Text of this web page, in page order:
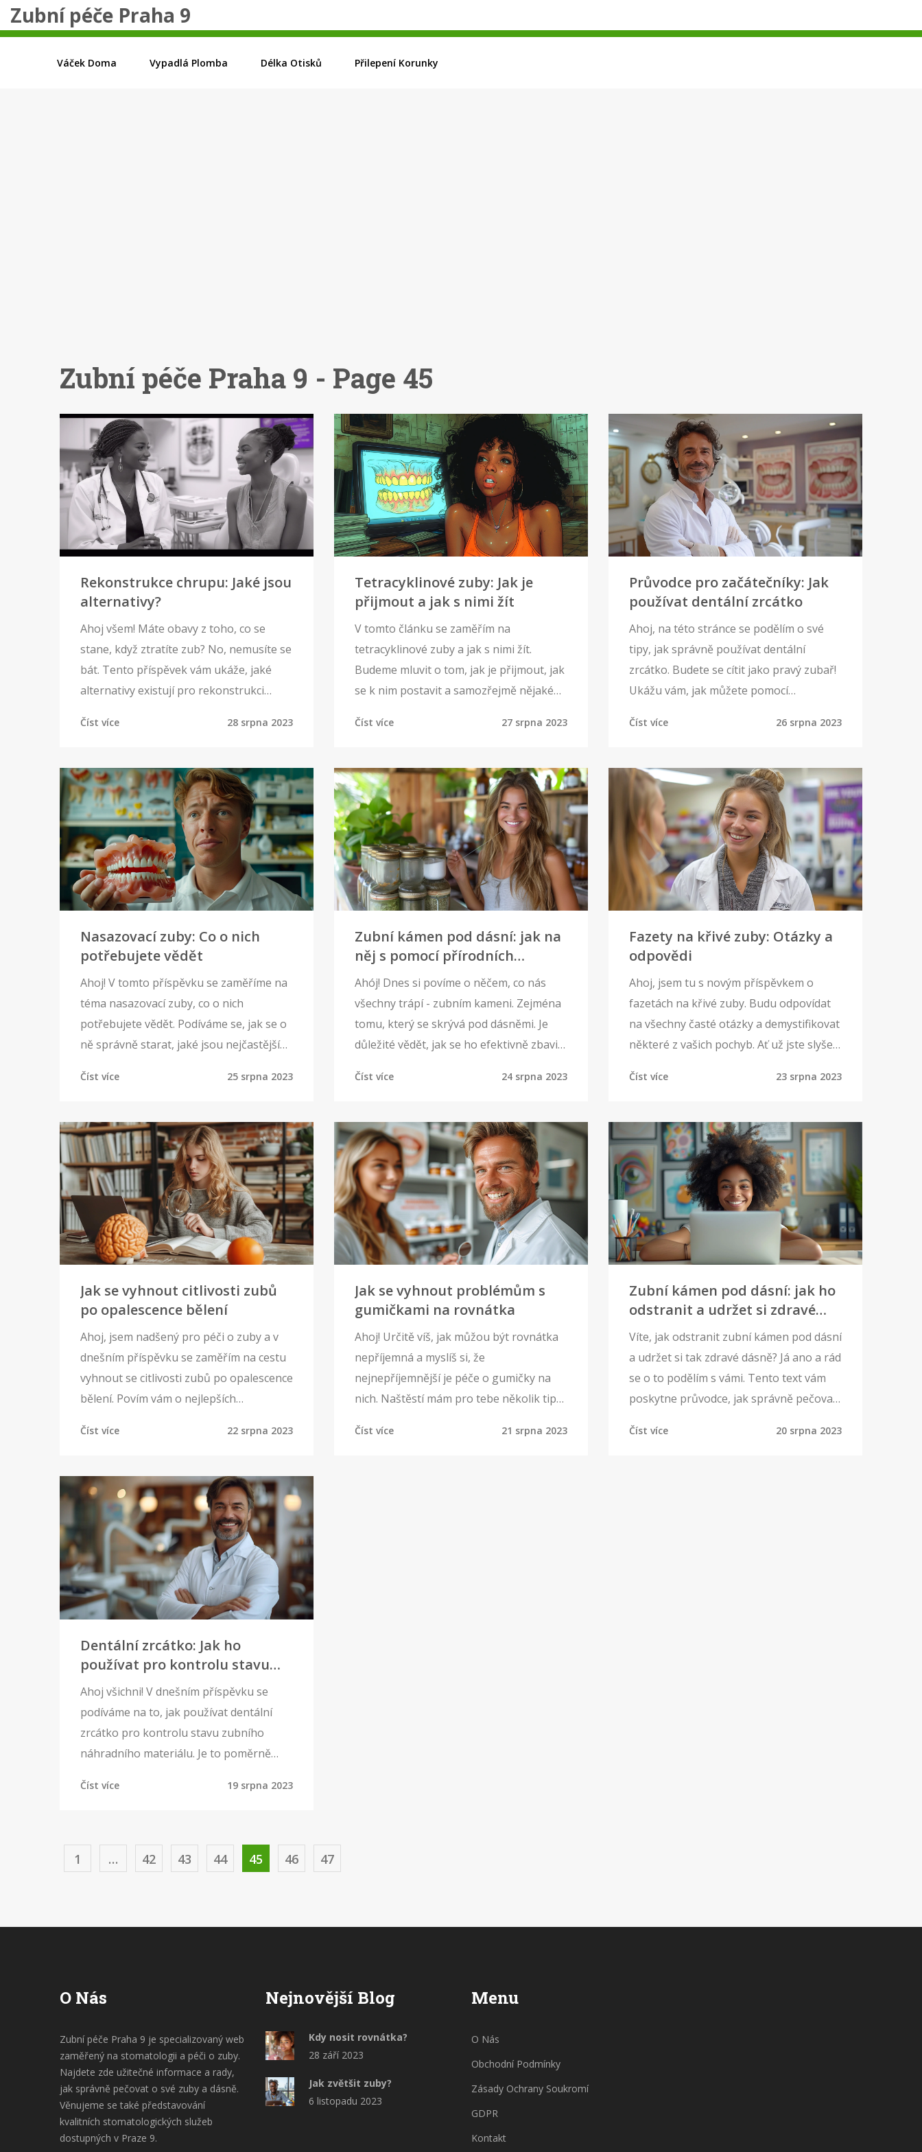
Zubní péče Praha 9
Váček Doma Vypadlá Plomba Délka Otisků Přilepení Korunky
Zubní péče Praha 9 - Page 45
Rekonstrukce chrupu: Jaké jsou
alternativy?
Ahoj všem! Máte obavy z toho, co se
stane, když ztratíte zub? No, nemusíte se
bát. Tento příspěvek vám ukáže, jaké
alternativy existují pro rekonstrukci
protetické náhrady. Pojďme se na to
tom, jak můžeme udržet náš úsměv svěží
a zdárný. Takže, pokud jste zvědaví, co se
kryje za těmito termíny, přidejte se k
nám!
Číst více 28 srpna 2023
Tetracyklinové zuby: Jak je
přijmout a jak s nimi žít
V tomto článku se zaměřím na
tetracyklinové zuby a jak s nimi žít.
Budeme mluvit o tom, jak je přijmout, jak
se k nim postavit a samozřejmě nějaké
zubním problémem. Naučíme se něco o
také o tom, jak může dentální kosmetika
pomoci zlepšit jejich vzhled. Takže,
pokud se potýkáte s tetracyklinovými
zuby, nebo máte zájem o tuto
problematiku, pak je tento článek právě
pro vás!
Číst více 27 srpna 2023
Průvodce pro začátečníky: Jak
používat dentální zrcátko
Ahoj, na této stránce se podělím o své
tipy, jak správně používat dentální
zrcátko. Budete se cítit jako pravý zubař!
Ukážu vám, jak můžete pomocí
zuby a celkově zlepšovat údržbu své
nebojte. S touto průvodcí to zvládne
opravdu každý!
Číst více 26 srpna 2023
Nasazovací zuby: Co o nich
potřebujete vědět
Ahoj! V tomto příspěvku se zaměříme na
téma nasazovací zuby, co o nich
potřebujete vědět. Podíváme se, jak se o
ně správně starat, jaké jsou nejčastější
zdraví vašich zubů a péče o ně právě jste
doufám, že z tohoto čtení získáte hodně
užitečných informací!
Číst více 25 srpna 2023
Zubní kámen pod dásní: jak na
něj s pomocí přírodních
prostředků
Ahój! Dnes si povíme o něčem, co nás
všechny trápí - zubním kameni. Zejména
tomu, který se skrývá pod dásněmi. Je
důležité vědět, jak se ho efektivně zbavit
naši ústní hygienu na vrcholu a podpořit
zdraví našich úst.
Číst více 24 srpna 2023
Fazety na křivé zuby: Otázky a
odpovědi
Ahoj, jsem tu s novým příspěvkem o
fazetách na křivé zuby. Budu odpovídat
na všechny časté otázky a demystifikovat
některé z vašich pochyb. Ať už jste slyšeli
jistý, že najdete v tomto článku něco
přečtení tohoto článku už nebudete mít
pochyby o této úžasné zubní proceduře.
Číst více 23 srpna 2023
Jak se vyhnout citlivosti zubů
po opalescence bělení
Ahoj, jsem nadšený pro péči o zuby a v
dnešním příspěvku se zaměřím na cestu
vyhnout se citlivosti zubů po opalescence
bělení. Povím vám o nejlepších
pečovat o váš úsměv. Promluvíme si o
vaše zuby a jak je možné minimalizovat
potenciální nepříjemnosti. Jsem
připraven sdílet své zkušenosti a
efektivní tipy s vámi.
Číst více 22 srpna 2023
Jak se vyhnout problémům s
gumičkami na rovnátka
Ahoj! Určitě víš, jak můžou být rovnátka
nepříjemná a myslíš si, že
nejnepříjemnější je péče o gumičky na
nich. Naštěstí mám pro tebe několik tipů,
posledním článku se zaměřuji na to, jak
Číst více 21 srpna 2023
Zubní kámen pod dásní: jak ho
odstranit a udržet si zdravé
dásně
Víte, jak odstranit zubní kámen pod dásní
a udržet si tak zdravé dásně? Já ano a rád
se o to podělím s vámi. Tento text vám
poskytne průvodce, jak správně pečovat
tvorbě zubního kamene a jak se ho
Číst více 20 srpna 2023
Dentální zrcátko: Jak ho
používat pro kontrolu stavu
zubního náhradního materiálu
Ahoj všichni! V dnešním příspěvku se
podíváme na to, jak používat dentální
zrcátko pro kontrolu stavu zubního
náhradního materiálu. Je to poměrně
pohodlí domova. Spolu objevíme, jak nám
možném stavu. Tak pojďme na to!
Číst více 19 srpna 2023
1 … 42 43 44 45 46 47
O Nás
Zubní péče Praha 9 je specializovaný web
zaměřený na stomatologii a péči o zuby.
Najdete zde užitečné informace a rady,
jak správně pečovat o své zuby a dásně.
Věnujeme se také představování
kvalitních stomatologických služeb
dostupných v Praze 9.
Nejnovější Blog
Kdy nosit rovnátka?
28 září 2023
Jak zvětšit zuby?
6 listopadu 2023
Menu
O Nás
Obchodní Podmínky
Zásady Ochrany Soukromí
GDPR
Kontakt